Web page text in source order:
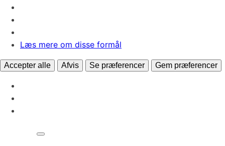
Læs mere om disse formål
Accepter alle Afvis Se præferencer Gem præferencer